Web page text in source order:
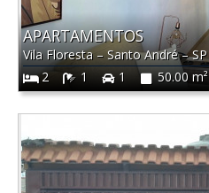
APARTAMENTOS
Vila Floresta –Santo André–SP
2
1 1 50.00 m²